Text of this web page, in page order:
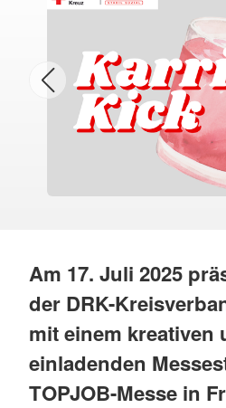
Am 17. Juli 2025
der DRK-
mit einem kreativen
einladenden
TOPJOB-Messe in